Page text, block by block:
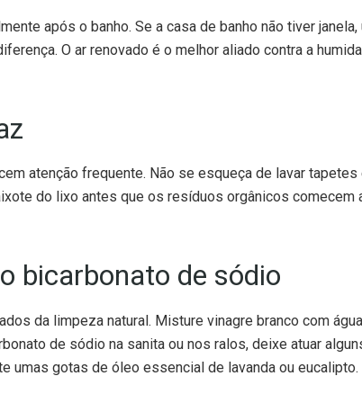
atenção frequente. Não se esqueça de lavar tapetes e
da limpeza natural. Misture vinagre branco com água
umas gotas de óleo essencial de lavanda ou eucalipto.